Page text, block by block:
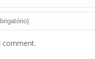
comment.